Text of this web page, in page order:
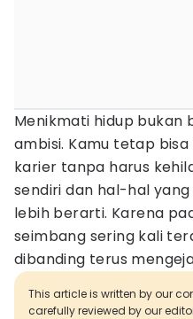
Menikmati hidup
ambisi. Kamu tetap
karier tanpa harus
sendiri dan hal-hal
lebih berarti. Karena
seimbang sering kali
dibanding terus
This article is written by our
carefully reviewed by our